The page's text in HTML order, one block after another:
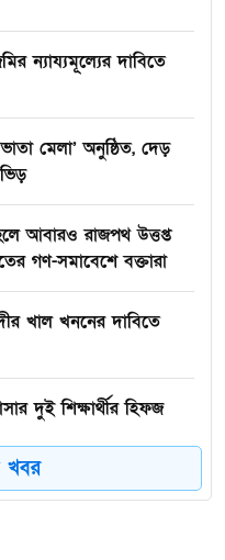
ন্যায্যমূল্যের দাবিতে
মেলা’ অনুষ্ঠিত, দেড়
আবারও রাজপথ উত্তপ্ত
গণ-সমাবেশে বক্তারা
খাল খননের দাবিতে
দুই শিক্ষার্থীর হিফজ
ট্যাবলেটসহ গ্রেপ্তার ২,
খবর